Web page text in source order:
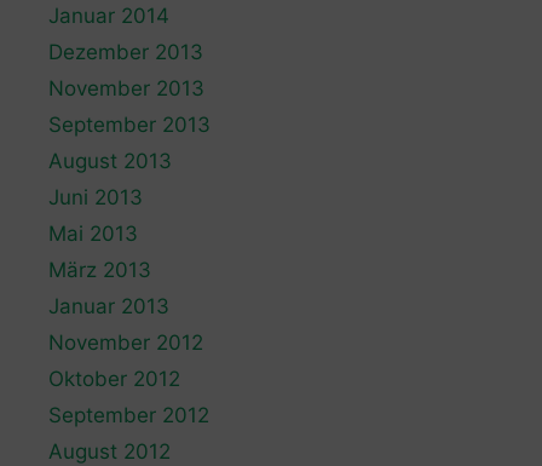
Januar 2014
Dezember 2013
November 2013
September 2013
August 2013
Juni 2013
Mai 2013
März 2013
Januar 2013
November 2012
Oktober 2012
September 2012
August 2012